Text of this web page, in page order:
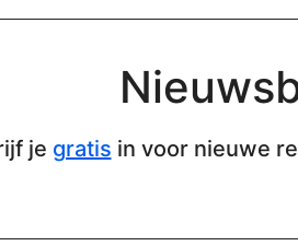
je gratis in voor nieuwe